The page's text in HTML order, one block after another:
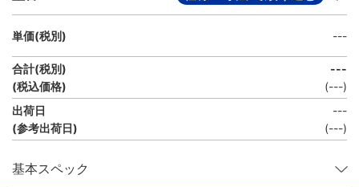
単価(税別) ---
合計(税別)
(税込価格)
---
(---)
出荷日
(参考出荷日)
---
(---)
基本スペック